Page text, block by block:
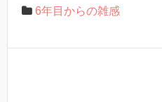
6年目からの雑感